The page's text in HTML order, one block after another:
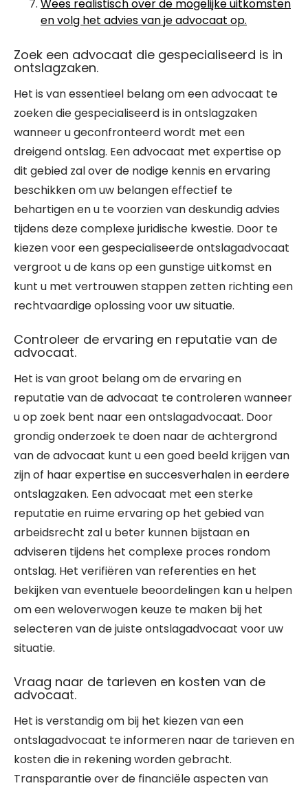
Wees realistisch over de mogelijke uitkomsten
en volg het advies van je advocaat op.
Zoek een advocaat die gespecialiseerd is in
ontslagzaken.
Het is van essentieel belang om een advocaat te
zoeken die gespecialiseerd is in ontslagzaken
wanneer u geconfronteerd wordt met een
dreigend ontslag. Een advocaat met expertise op
dit gebied zal over de nodige kennis en ervaring
beschikken om uw belangen effectief te
behartigen en u te voorzien van deskundig advies
tijdens deze complexe juridische kwestie. Door te
kiezen voor een gespecialiseerde ontslagadvocaat
vergroot u de kans op een gunstige uitkomst en
kunt u met vertrouwen stappen zetten richting een
rechtvaardige oplossing voor uw situatie.
Controleer de ervaring en reputatie van de
advocaat.
Het is van groot belang om de ervaring en
reputatie van de advocaat te controleren wanneer
u op zoek bent naar een ontslagadvocaat. Door
grondig onderzoek te doen naar de achtergrond
van de advocaat kunt u een goed beeld krijgen van
zijn of haar expertise en succesverhalen in eerdere
ontslagzaken. Een advocaat met een sterke
reputatie en ruime ervaring op het gebied van
arbeidsrecht zal u beter kunnen bijstaan en
adviseren tijdens het complexe proces rondom
ontslag. Het verifiëren van referenties en het
bekijken van eventuele beoordelingen kan u helpen
om een weloverwogen keuze te maken bij het
selecteren van de juiste ontslagadvocaat voor uw
situatie.
Vraag naar de tarieven en kosten van de
advocaat.
Het is verstandig om bij het kiezen van een
ontslagadvocaat te informeren naar de tarieven en
kosten die in rekening worden gebracht.
Transparantie over de financiële aspecten van